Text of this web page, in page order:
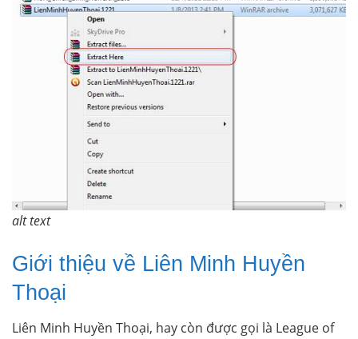
alt text
Giới thiệu về Liên Minh Huyền
Thoại
Liên Minh Huyền Thoại, hay còn được gọi là League of